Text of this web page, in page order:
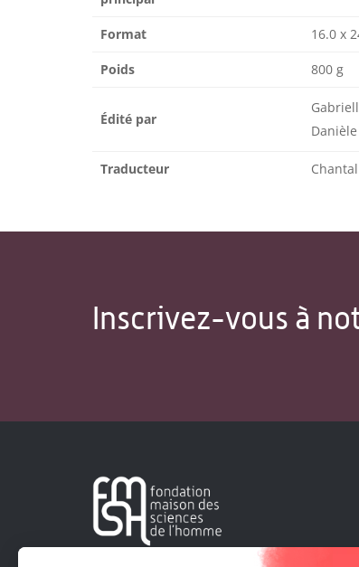
Format 16.0 x
Poids 800 g
Édité par
Danièle
Traducteur
Inscrivez-vous à